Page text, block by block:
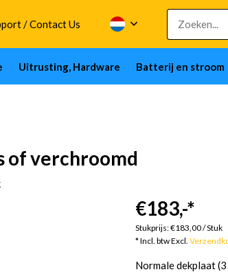
/ Contact Us
Uitrusting, Hardware Batterij en stroom
of verchroomd
€183,-*
Stukprijs:€183,00/Stuk
* Incl. btw Excl.
Normale dekplaat